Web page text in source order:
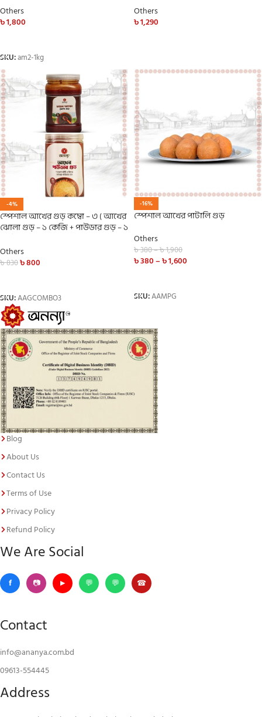
Others
৳1,800
SKU:am2-1kg
Others
৳1,290
-4%
স্পেশাল আখের গুড় কম্বো – ৩ ( আখের
ঝোলা গুড় – ১ কেজি + পাউডার গুড় – ১
Others
৳830৳800
SKU:AAGCOMBO3
-16%
স্পেশাল আখের পাটালি গুড়
Others
৳380–৳1,900
৳380–৳1,600
SKU:AAMPG
Blog
About Us
Contact Us
Terms of Use
Privacy Policy
Refund Policy
We Are Social
Contact
info@ananya.com.bd
09613-554445
Address